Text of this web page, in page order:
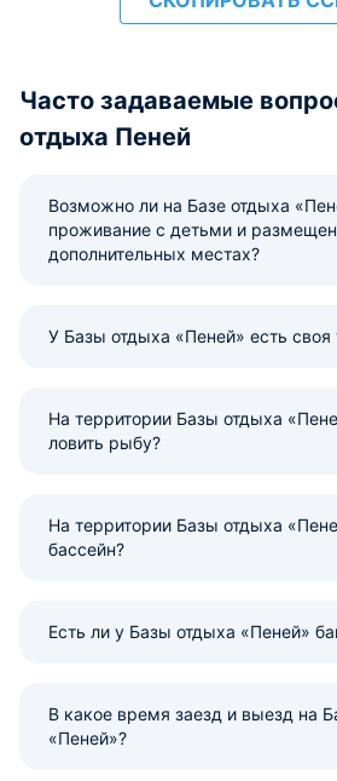
Часто задаваемые
отдыха Пеней
Возможно ли на Базе отдыха
проживание с детьми и
дополнительных местах?
У Базы отдыха «Пеней» есть своя
На территории Базы отдыха
ловить рыбу?
На территории Базы отдыха
бассейн?
Есть ли у Базы отдыха «Пеней»
В какое время заезд и выезд на
«Пеней»?